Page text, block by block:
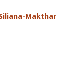
Makthar